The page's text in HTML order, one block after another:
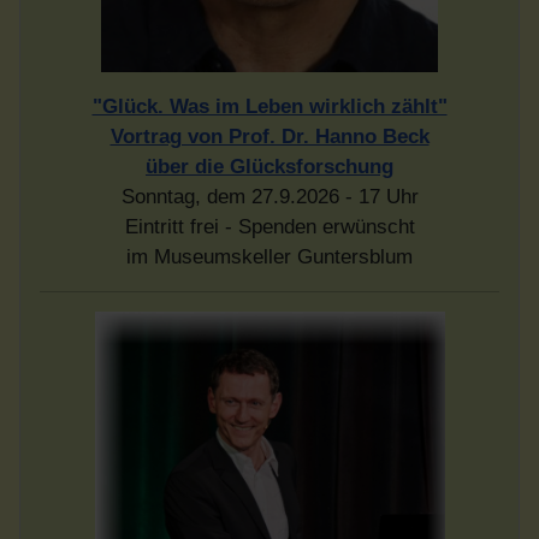
"Glück. Was im Leben wirklich zählt"
Vortrag von Prof. Dr. Hanno Beck
über die Glücksforschung
Sonntag, dem 27.9.2026 - 17 Uhr
Eintritt frei - Spenden erwünscht
im Museumskeller Guntersblum